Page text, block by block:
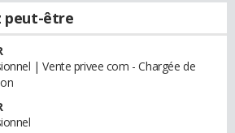
peut-être
| Vente privee com - Chargée de